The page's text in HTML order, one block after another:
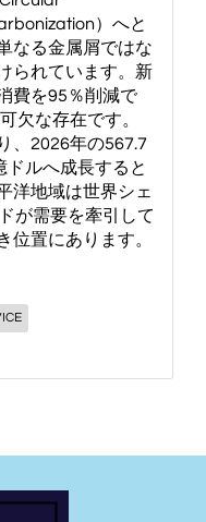
）へと
なる金属屑ではな
られています。新
費を95％削減で
欠な存在です。
、2026年の567.7
ルへ成長すると
洋地域は世界シェ
が需要を牽引して
位置にあります。